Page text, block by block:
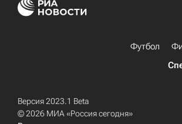
Футбол
Версия 2023.1 Beta
© 2026 МИА «Россия сегодня»